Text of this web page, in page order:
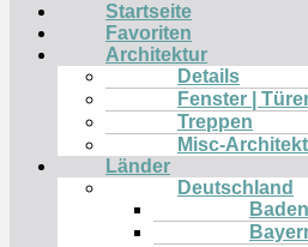
Startseite
Favoriten
Architektur
Details
Fenster |
Treppen
Misc-
Länder
Deutschland